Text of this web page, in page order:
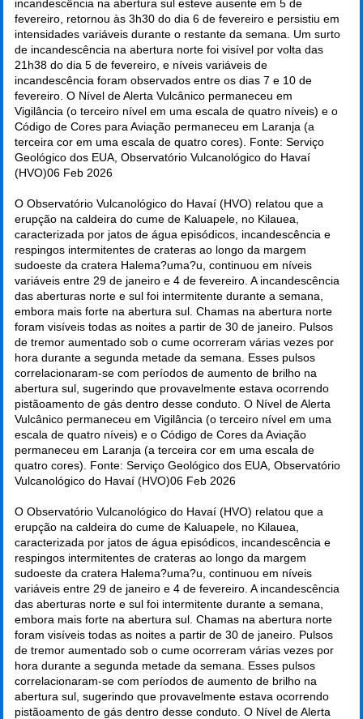
incandescência na abertura sul esteve ausente em 5 de
fevereiro, retornou às 3h30 do dia 6 de fevereiro e persistiu em
intensidades variáveis durante o restante da semana. Um surto
de incandescência na abertura norte foi visível por volta das
21h38 do dia 5 de fevereiro, e níveis variáveis de
incandescência foram observados entre os dias 7 e 10 de
fevereiro. O Nível de Alerta Vulcânico permaneceu em
Vigilância (o terceiro nível em uma escala de quatro níveis) e o
Código de Cores para Aviação permaneceu em Laranja (a
terceira cor em uma escala de quatro cores). Fonte: Serviço
Geológico dos EUA, Observatório Vulcanológico do Havaí
(HVO)06 Feb 2026
O Observatório Vulcanológico do Havaí (HVO) relatou que a
erupção na caldeira do cume de Kaluapele, no Kilauea,
caracterizada por jatos de água episódicos, incandescência e
respingos intermitentes de crateras ao longo da margem
sudoeste da cratera Halema?uma?u, continuou em níveis
variáveis entre 29 de janeiro e 4 de fevereiro. A incandescência
das aberturas norte e sul foi intermitente durante a semana,
embora mais forte na abertura sul. Chamas na abertura norte
foram visíveis todas as noites a partir de 30 de janeiro. Pulsos
de tremor aumentado sob o cume ocorreram várias vezes por
hora durante a segunda metade da semana. Esses pulsos
correlacionaram-se com períodos de aumento de brilho na
abertura sul, sugerindo que provavelmente estava ocorrendo
pistãoamento de gás dentro desse conduto. O Nível de Alerta
Vulcânico permaneceu em Vigilância (o terceiro nível em uma
escala de quatro níveis) e o Código de Cores da Aviação
permaneceu em Laranja (a terceira cor em uma escala de
quatro cores). Fonte: Serviço Geológico dos EUA, Observatório
Vulcanológico do Havaí (HVO)06 Feb 2026
O Observatório Vulcanológico do Havaí (HVO) relatou que a
erupção na caldeira do cume de Kaluapele, no Kilauea,
caracterizada por jatos de água episódicos, incandescência e
respingos intermitentes de crateras ao longo da margem
sudoeste da cratera Halema?uma?u, continuou em níveis
variáveis entre 29 de janeiro e 4 de fevereiro. A incandescência
das aberturas norte e sul foi intermitente durante a semana,
embora mais forte na abertura sul. Chamas na abertura norte
foram visíveis todas as noites a partir de 30 de janeiro. Pulsos
de tremor aumentado sob o cume ocorreram várias vezes por
hora durante a segunda metade da semana. Esses pulsos
correlacionaram-se com períodos de aumento de brilho na
abertura sul, sugerindo que provavelmente estava ocorrendo
pistãoamento de gás dentro desse conduto. O Nível de Alerta